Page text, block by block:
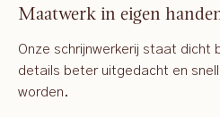
Maatwerk in eigen
Onze schrijnwerkerij staat dicht
details beter uitgedacht en
worden.